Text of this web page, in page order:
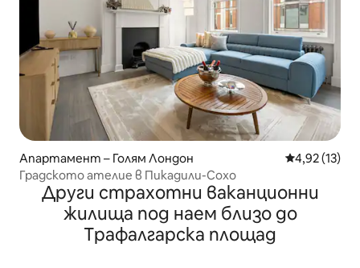
Апартамент – Голям Лондон Средна
4,92 (13)
Градското ателие в Пикадили-Сохо
Други страхотни ваканционни
жилища под наем близо до
Трафалгарска площад